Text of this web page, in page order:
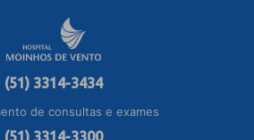
(51) 3314-3434
de consultas e exames
(51) 3314-3300